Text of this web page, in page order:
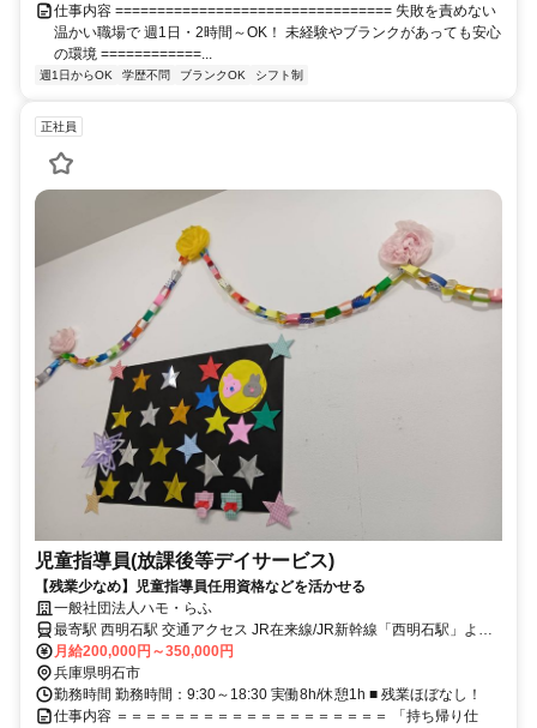
仕事内容 ================================= 失敗を責めない
温かい職場で 週1日・2時間～OK！ 未経験やブランクがあっても安心
の環境 ============...
週1日からOK 学歴不問 ブランクOK シフト制
正社員
児童指導員(放課後等デイサービス)
【残業少なめ】児童指導員任用資格などを活かせる
一般社団法人ハモ・らふ
最寄駅 西明石駅 交通アクセス JR在来線/JR新幹線「西明石駅」より
月給200,000円～350,000円
兵庫県明石市
勤務時間 勤務時間：9:30～18:30 実働8h/休憩1h ■ 残業ほぼなし！
仕事内容 ＝＝＝＝＝＝＝＝＝＝＝＝＝＝＝＝＝＝＝ 「持ち帰り仕